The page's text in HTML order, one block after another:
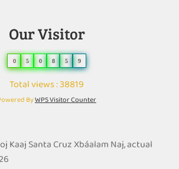
Our Visitor
0 5 0 8 5 9
Total views : 38819
ByWPS Visitor Counter
Kaaj Santa Cruz Xbáalam Naj, actual